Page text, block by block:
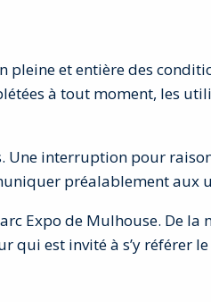
pleine et entière des
à tout moment, les
interruption pour
préalablement aux
Expo de Mulhouse. De la
est invité à s’y référer